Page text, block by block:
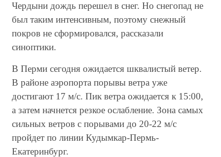
Чердыни дождь перешел в снег. Но снегопад не
был таким интенсивным, поэтому снежный
покров не сформировался, рассказали
синоптики.
В Перми сегодня ожидается шквалистый ветер.
В районе аэропорта порывы ветра уже
достигают 17 м/с. Пик ветра ожидается к 15:00,
а затем начнется резкое ослабление. Зона самых
сильных ветров с порывами до 20-22 м/с
пройдет по линии Кудымкар-Пермь-
Екатеринбург.